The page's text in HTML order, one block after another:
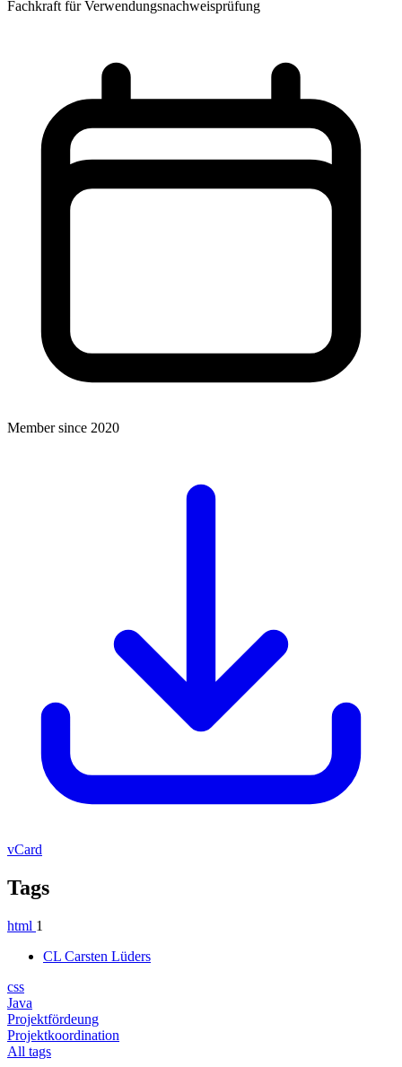
Fachkraft für Verwendungsnachweisprüfung
Member since 2020
vCard
Tags
html 1
CL Carsten Lüders
css
Java
Projektfördeung
Projektkoordination
All tags